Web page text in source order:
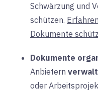
Schwärzung und
schützen.
Dokumente
Dokumente
Anbietern
oder